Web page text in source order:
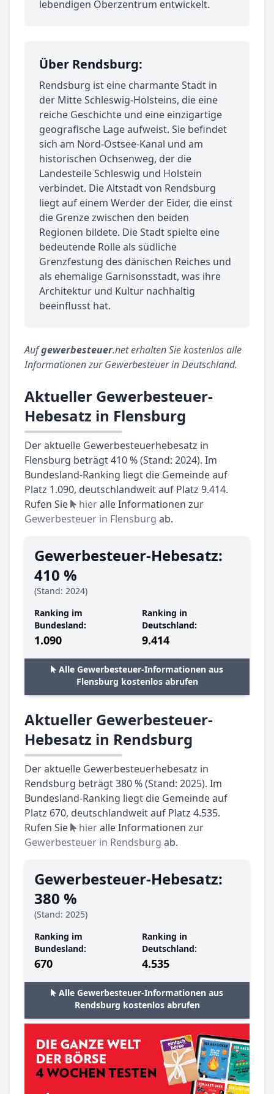
lebendigen Oberzentrum entwickelt.
Über Rendsburg:
Rendsburg ist eine charmante Stadt in
der Mitte Schleswig-Holsteins, die eine
reiche Geschichte und eine einzigartige
geografische Lage aufweist. Sie befindet
sich am Nord-Ostsee-Kanal und am
historischen Ochsenweg, der die
Landesteile Schleswig und Holstein
verbindet. Die Altstadt von Rendsburg
liegt auf einem Werder der Eider, die einst
die Grenze zwischen den beiden
Regionen bildete. Die Stadt spielte eine
bedeutende Rolle als südliche
Grenzfestung des dänischen Reiches und
als ehemalige Garnisonsstadt, was ihre
Architektur und Kultur nachhaltig
beeinflusst hat.
Aufgewerbesteuer.net erhalten Sie kostenlos alle
Informationen zur Gewerbesteuer in Deutschland.
Aktueller Gewerbesteuer-
Hebesatz in Flensburg
Der aktuelle Gewerbesteuerhebesatz in
Flensburg beträgt 410 % (Stand: 2024). Im
Bundesland-Ranking liegt die Gemeinde auf
Platz 1.090, deutschlandweit auf Platz 9.414.
Rufen Sie
hieralle Informationen zur
Gewerbesteuer in Flensburg ab.
Gewerbesteuer-Hebesatz:
410 %
(Stand: 2024)
Ranking im
Bundesland:
1.090
Ranking in
Deutschland:
9.414
Alle Gewerbesteuer-Informationen aus
Flensburg kostenlos abrufen
Aktueller Gewerbesteuer-
Hebesatz in Rendsburg
Der aktuelle Gewerbesteuerhebesatz in
Rendsburg beträgt 380 % (Stand: 2025). Im
Bundesland-Ranking liegt die Gemeinde auf
Platz 670, deutschlandweit auf Platz 4.535.
Rufen Sie
hieralle Informationen zur
Gewerbesteuer in Rendsburg ab.
Gewerbesteuer-Hebesatz:
380 %
(Stand: 2025)
Ranking im
Bundesland:
670
Ranking in
Deutschland:
4.535
Alle Gewerbesteuer-Informationen aus
Rendsburg kostenlos abrufen